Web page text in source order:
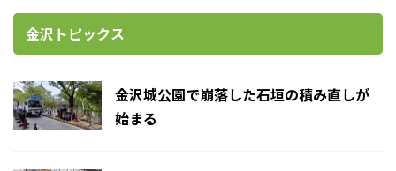
金沢トピックス
金沢城公園で崩落した石垣の積み直しが
始まる